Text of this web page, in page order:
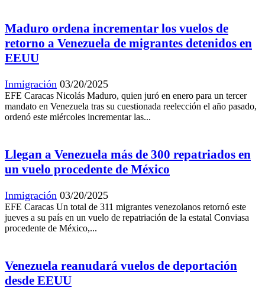
Maduro ordena incrementar los vuelos de
retorno a Venezuela de migrantes detenidos en
EEUU
Inmigración 03/20/2025
EFE Caracas Nicolás Maduro, quien juró en enero para un tercer
mandato en Venezuela tras su cuestionada reelección el año pasado,
ordenó este miércoles incrementar las...
Llegan a Venezuela más de 300 repatriados en
un vuelo procedente de México
Inmigración 03/20/2025
EFE Caracas Un total de 311 migrantes venezolanos retornó este
jueves a su país en un vuelo de repatriación de la estatal Conviasa
procedente de México,...
Venezuela reanudará vuelos de deportación
desde EEUU